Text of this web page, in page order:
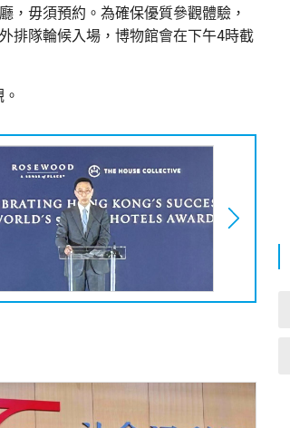
，毋須預約。為確保優質參觀體驗，
排隊輪候入場，博物館會在下午4時截